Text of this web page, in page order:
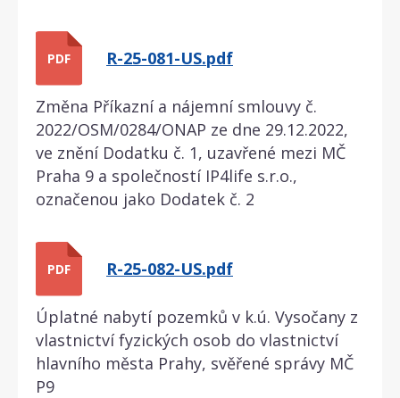
PDF R-25-081-US.pdf
Změna Příkazní a nájemní smlouvy č.
2022/OSM/0284/ONAP ze dne 29.12.2022,
ve znění Dodatku č. 1, uzavřené mezi MČ
Praha 9 a společností IP4life s.r.o.,
označenou jako Dodatek č. 2
PDF R-25-082-US.pdf
Úplatné nabytí pozemků v k.ú. Vysočany z
vlastnictví fyzických osob do vlastnictví
hlavního města Prahy, svěřené správy MČ
P9